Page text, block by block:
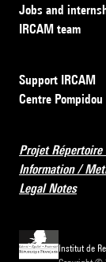
Jobs and
IRCAM team
Support IRCAM
Centre Pompidou
Projet Répertoire
Information /
Legal Notes
Institut de